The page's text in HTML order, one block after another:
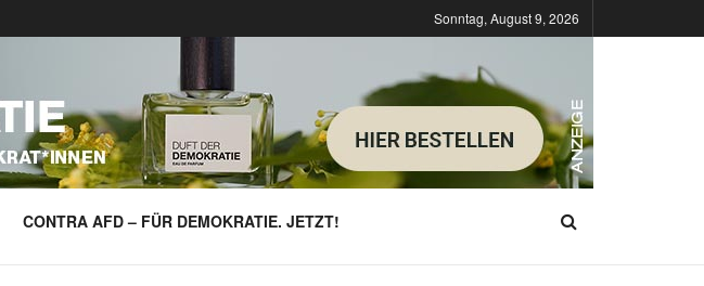
Sonntag, August 9, 2026
CONTRA AFD – FÜR DEMOKRATIE. JETZT!